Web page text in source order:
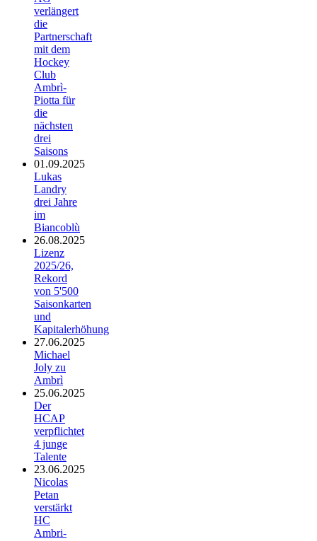
verlängert
die
Partnerschaft
mit dem
Hockey
Club
Ambrì-
Piotta für
die
nächsten
drei
Saisons
01.09.2025
Lukas
Landry
drei Jahre
im
Biancoblù
26.08.2025
Lizenz
2025/26,
Rekord
von 5'500
Saisonkarten
und
Kapitalerhöhung
27.06.2025
Michael
Joly zu
Ambrì
25.06.2025
Der
HCAP
verpflichtet
4 junge
Talente
23.06.2025
Nicolas
Petan
verstärkt
HC
Ambri-